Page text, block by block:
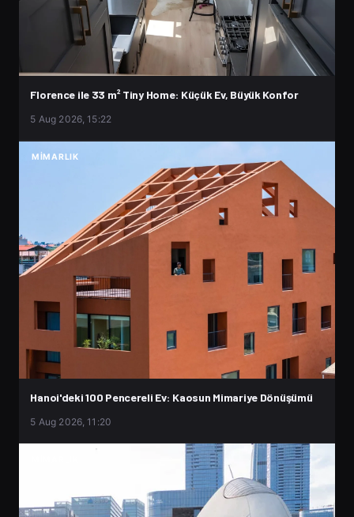
Florence ile 33 m² Tiny Home: Küçük Ev, Büyük Konfor
5 Aug 2026, 15:22
MIMARLIK
Hanoi'deki 100 Pencereli Ev: Kaosun Mimariye Dönüşümü
5 Aug 2026, 11:20